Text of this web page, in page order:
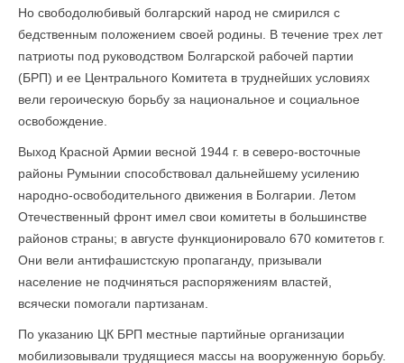
Но свободолюбивый болгарский народ не смирился с
бедственным положением своей родины. В течение трех лет
патриоты под руководством Болгарской рабочей партии
(БРП) и ее Центрального Комитета в труднейших условиях
вели героическую борьбу за национальное и социальное
освобождение.
Выход Красной Армии весной 1944 г. в северо-восточные
районы Румынии способствовал дальнейшему усилению
народно-освободительного движения в Болгарии. Летом
Отечественный фронт имел свои комитеты в большинстве
районов страны; в августе функционировало 670 комитетов г.
Они вели антифашистскую пропаганду, призывали
население не подчиняться распоряжениям властей,
всячески помогали партизанам.
По указанию ЦК БРП местные партийные организации
мобилизовывали трудящиеся массы на вооруженную борьбу.